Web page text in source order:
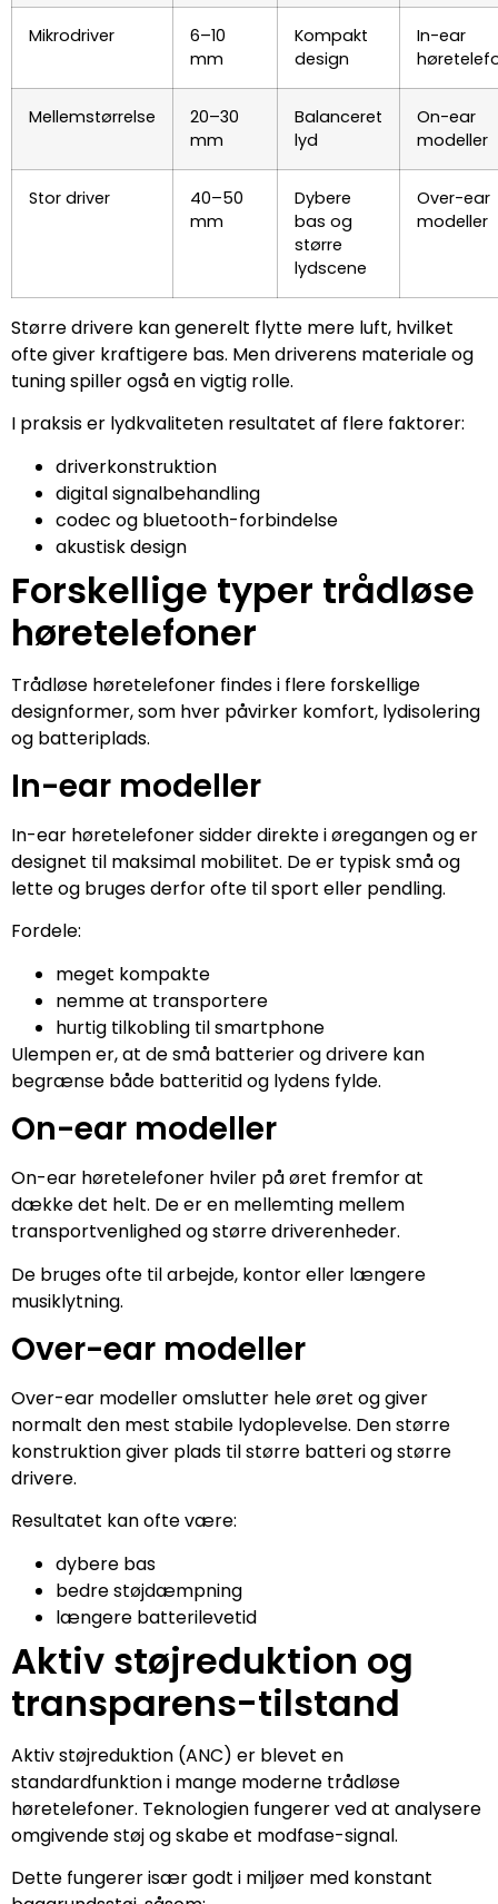
Mikrodriver
6–10
mm
Kompakt
design
In-ear
Mellemstørrelse
20–30
mm
Balanceret
lyd
On-ear
modeller
Stor driver
40–50
mm
Dybere
bas og
større
lydscene
Over-ear
modeller
Større drivere kan generelt flytte mere luft, hvilket
ofte giver kraftigere bas. Men driverens materiale og
tuning spiller også en vigtig rolle.
I praksis er lydkvaliteten resultatet af flere faktorer:
driverkonstruktion
digital signalbehandling
codec og bluetooth-forbindelse
akustisk design
Forskellige typer trådløse
høretelefoner
Trådløse høretelefoner findes i flere forskellige
designformer, som hver påvirker komfort, lydisolering
og batteriplads.
In-ear modeller
In-ear høretelefoner sidder direkte i øregangen og er
designet til maksimal mobilitet. De er typisk små og
lette og bruges derfor ofte til sport eller pendling.
Fordele:
meget kompakte
nemme at transportere
hurtig tilkobling til smartphone
Ulempen er, at de små batterier og drivere kan
begrænse både batteritid og lydens fylde.
On-ear modeller
On-ear høretelefoner hviler på øret fremfor at
dække det helt. De er en mellemting mellem
transportvenlighed og større driverenheder.
De bruges ofte til arbejde, kontor eller længere
musiklytning.
Over-ear modeller
Over-ear modeller omslutter hele øret og giver
normalt den mest stabile lydoplevelse. Den større
konstruktion giver plads til større batteri og større
drivere.
Resultatet kan ofte være:
dybere bas
bedre støjdæmpning
længere batterilevetid
Aktiv støjreduktion og
transparens-tilstand
Aktiv støjreduktion (ANC) er blevet en
standardfunktion i mange moderne trådløse
høretelefoner. Teknologien fungerer ved at analysere
omgivende støj og skabe et modfase-signal.
Dette fungerer især godt i miljøer med konstant